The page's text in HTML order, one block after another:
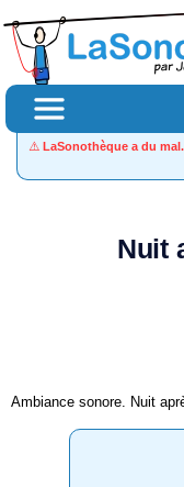
⚠️ LaSonothèque a du
Nuit
Ambiance sonore. Nuit